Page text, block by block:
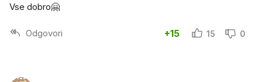
Vse dobro🤗
Odgovori +15 15 0